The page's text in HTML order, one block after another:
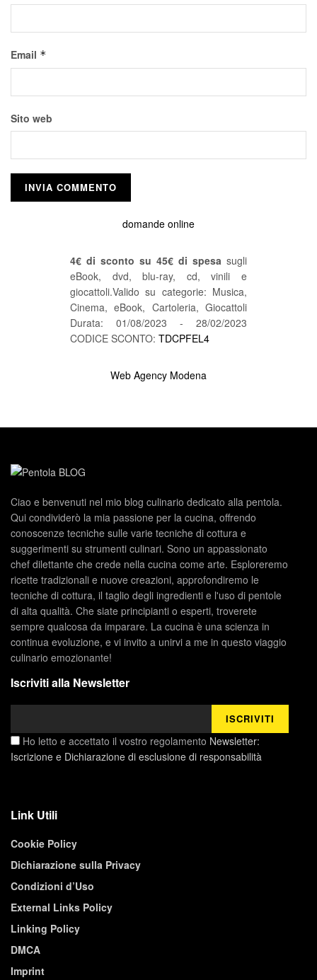
Email *
Sito web
domande online
4€ di sconto su 45€ di spesa sugli
eBook, dvd, blu-ray, cd, vinili e
giocattoli.Valido su categorie: Musica,
Cinema, eBook, Cartoleria, Giocattoli
Durata: 01/08/2023 - 28/02/2023
CODICE SCONTO: TDCPFEL4
Web Agency Modena
Ciao e benvenuti nel mio blog culinario dedicato alla pentola.
Qui condividerò la mia passione per la cucina, offrendo
conoscenze tecniche sulle varie tecniche di cottura e
suggerimenti su strumenti culinari. Sono un appassionato
chef dilettante che crede nella cucina come arte. Esploreremo
ricette tradizionali e nuove creazioni, approfondiremo le
tecniche di cottura, il taglio degli ingredienti e l'uso di pentole
di alta qualità. Che siate principianti o esperti, troverete
sempre qualcosa da imparare. La cucina è una scienza in
continua evoluzione, e vi invito a unirvi a me in questo viaggio
culinario emozionante!
Iscriviti alla Newsletter
Ho letto e accettato il vostro regolamento Newsletter:
Iscrizione e Dichiarazione di esclusione di responsabilità
Link Utili
Cookie Policy
Dichiarazione sulla Privacy
Condizioni d’Uso
External Links Policy
Linking Policy
DMCA
Imprint